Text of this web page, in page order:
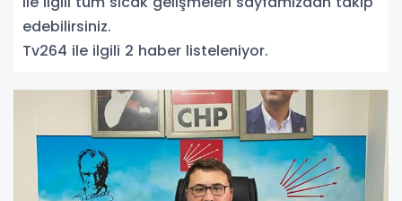
edebilirsiniz.
Tv264 ile ilgili 2 haber listeleniyor.